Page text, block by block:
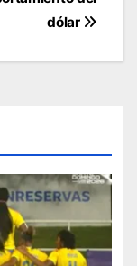
dólar